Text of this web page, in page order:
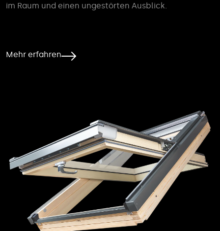
im Raum und einen ungestörten Ausblick.
Mehr erfahren